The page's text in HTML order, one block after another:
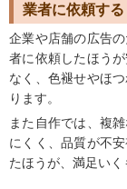
業者に依頼する
企業や店舗の広告
者に依頼したほう
なく、色褪せやほ
ります。
また自作では、複
にくく、品質が不
たほうが、満足いく